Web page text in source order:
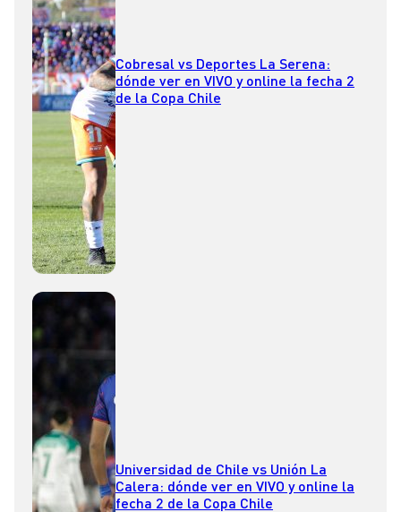
Cobresal vs Deportes La Serena:
dónde ver en VIVO y online la fecha 2
de la Copa Chile
Universidad de Chile vs Unión La
Calera: dónde ver en VIVO y online la
fecha 2 de la Copa Chile